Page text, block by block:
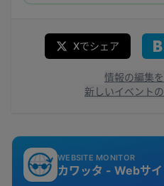
Xでシェア
情報の編集
新しいイベント
WEBSITE MONITOR
カワッタ - Webサ